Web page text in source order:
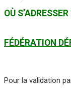
OÙ S’ADRESSER
FÉDÉRATION
Pour la validation